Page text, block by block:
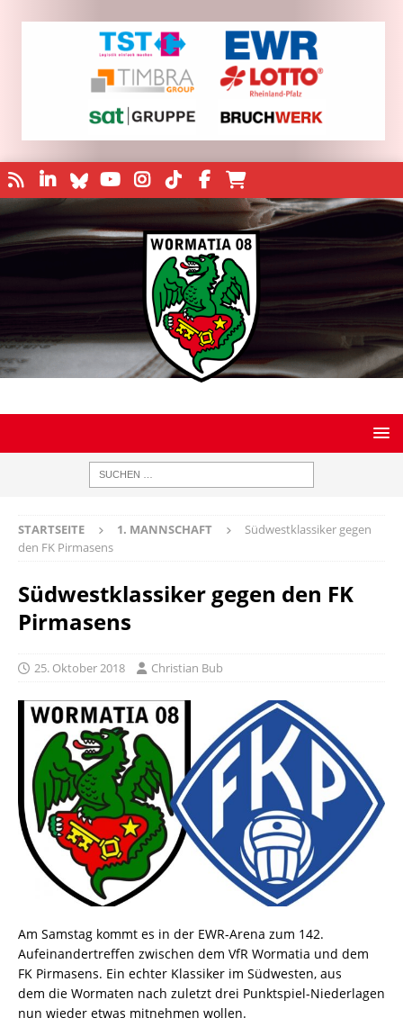
STARTSEITE 1. MANNSCHAFT
Südwestklassiker gegen
den FK Pirmasens
Südwestklassiker gegen den FK
Pirmasens
25. Oktober 2018 Christian Bub
Am Samstag kommt es in der EWR-Arena zum 142.
Aufeinandertreffen zwischen dem VfR Wormatia und dem
FK Pirmasens. Ein echter Klassiker im Südwesten, aus
dem die Wormaten nach zuletzt drei Punktspiel-Niederlagen
nun wieder etwas mitnehmen wollen.